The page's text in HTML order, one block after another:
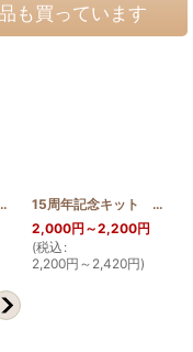
も買っています
ーゲンビリア 30cm
15周年記念キット ロケラニ 30cm
2,000円 ～2,200円
(税込 :
2,200円 ～2,420円)